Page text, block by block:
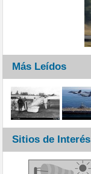
Más Leídos
Sitios de Interés